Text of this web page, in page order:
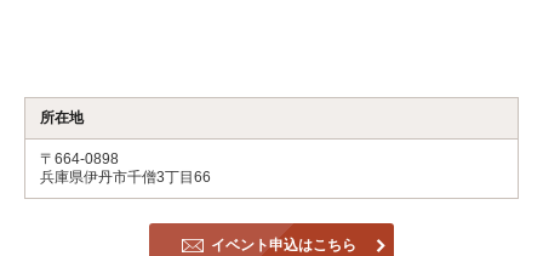
所在地
〒664-0898
兵庫県伊丹市千僧3丁目66
イベント申込はこちら